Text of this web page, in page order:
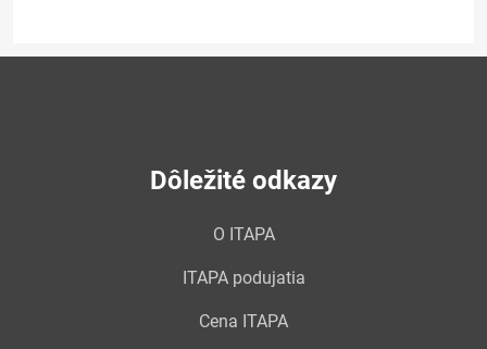
Dôležité odkazy
O ITAPA
ITAPA podujatia
Cena ITAPA